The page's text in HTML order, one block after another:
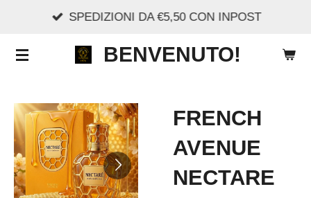
contenuto
BENVENUTO!
SPEDIZIONI DA €5,50 CON INPOST
FRENCH
AVENUE
NECTARE